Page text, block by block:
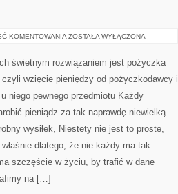
KOMENTOWANIA OBUWIE
JEST
TAKIM
OBUWIEM.
OZNACZA
ZOSTAŁA WYŁĄCZONA
świetnym rozwiązaniem jest pożyczka
czyli wzięcie pieniędzy od pożyczkodawcy i
niego pewnego przedmiotu Każdy
pieniądz za tak naprawdę niewielką
wysiłek, Niestety nie jest to proste,
dlatego, że nie każdy ma tak
szczęście w życiu, by trafić w dane
na […]